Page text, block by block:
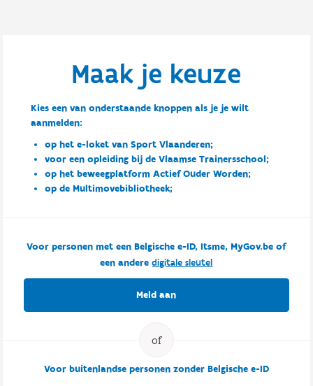
Maak je keuze
Kies een van onderstaande knoppen als je je wilt
aanmelden:
op het e-loket van Sport Vlaanderen;
voor een opleiding bij de Vlaamse Trainersschool;
op het beweegplatform Actief Ouder Worden;
op de Multimovebibliotheek;
Voor personen met een Belgische e-ID, Itsme, MyGov.be of
een anderedigitale sleutel
Meld aan
Voor buitenlandse personen zonder Belgische e-ID